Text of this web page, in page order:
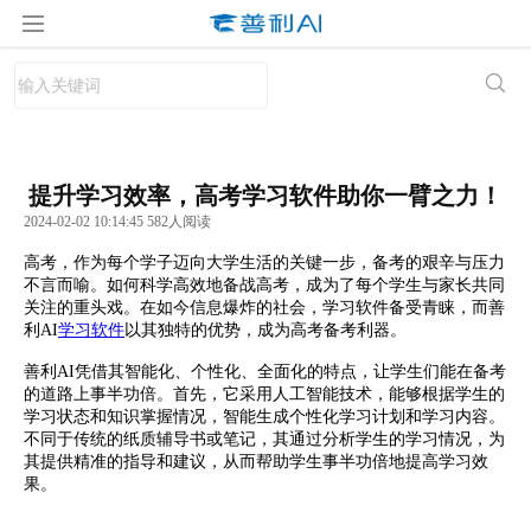
提升学习效率，高考学习软件助你一臂之力！
2024-02-02 10:14:45 582人阅读
高考，作为每个学子迈向大学生活的关键一步，备考的艰辛与压力
不言而喻。如何科学高效地备战高考，成为了每个学生与家长共同
关注的重头戏。在如今信息爆炸的社会，学习软件备受青睐，而善
利AI学习软件以其独特的优势，成为高考备考利器。
善利AI凭借其智能化、个性化、全面化的特点，让学生们能在备考
的道路上事半功倍。首先，它采用人工智能技术，能够根据学生的
学习状态和知识掌握情况，智能生成个性化学习计划和学习内容。
不同于传统的纸质辅导书或笔记，其通过分析学生的学习情况，为
其提供精准的指导和建议，从而帮助学生事半功倍地提高学习效
果。